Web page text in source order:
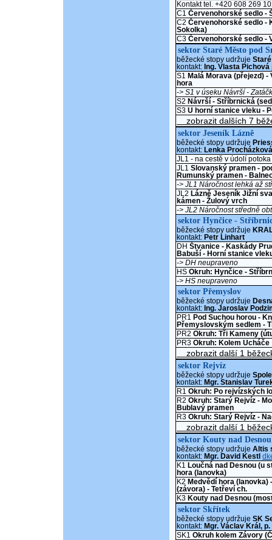
Kontakt tel. +420 608 269
C1 Červenohorské sedlo -
C2 Červenohorské sedlo -
Sokolka)
C3 Červenohorské sedlo -
sektor Staré Město pod
běžecké stopy udržuje
kontakt: Ing. Vlasta Pichová
S1
Malá Morava (přejezd)
hora
-> S1 v úseku Návrší -
S2 Návrší - Stříbrnická
S3 U horní stanice vleku -
zobrazit dalších 7
sektor Jeseník Lázně
běžecké stopy udržuje
kontakt: Lenka Procházková
JL1 - na cestě v údolí
JL1 Slovanský pramen -
Rumunský pramen -
-> JL1 Náročnost lehká až
JL2 Lázně Jeseník Jižní
kámen - Žulový vrch
-> JL2 Náročnost středně
sektor Hynčice -
běžecké stopy udržuje
kontakt: Petr Linhart
DH Štvanice - Kaskády
Babuší - Horní stanice
-> DH neupraveno
HS Okruh: Hynčice -
-> HS neupraveno
sektor Přemyslov
běžecké stopy udržuje
kontakt: Ing. Jaroslav
PR1
Pod Suchou horou -
Přemyslovským sedlem -
PR2 Okruh: Tři Kameny
PR3 Okruh: Kolem Ucháče
zobrazit další 1
sektor Rejvíz
běžecké stopy udržuje
kontakt: Mgr. Stanislav
R1 Okruh: Po rejvízských
R2 Okruh: Starý Rejvíz -
Bublavý pramen
R3 Okruh: Starý Rejvíz -
zobrazit další 1
sektor Kouty nad Desnou
běžecké stopy udržuje Altis
kontakt: Mgr. David Kestl
K1
Loučná nad Desnou (u
hora (lanovka)
K2 Medvědí hora (lanovka)
(závora) - Tetřeví ch.
K3 Kouty nad Desnou
sektor Skřítek
běžecké stopy udržuje SK
kontakt: Mgr. Václav Král,
SK1 Okruh kolem Závory